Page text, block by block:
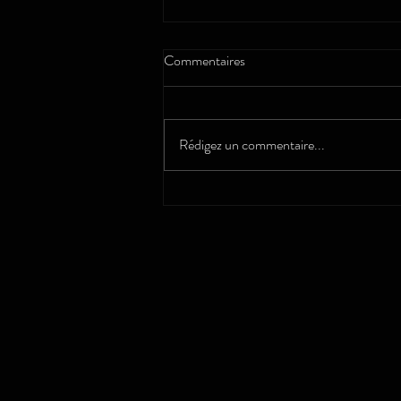
Vaillante
Commentaires
Rédigez un commentaire...